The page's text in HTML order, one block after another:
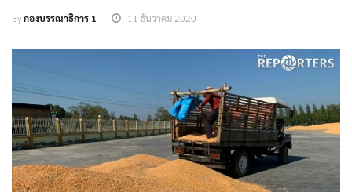
Byกองบรรณาธิการ 1 11 ธันวาคม 2020